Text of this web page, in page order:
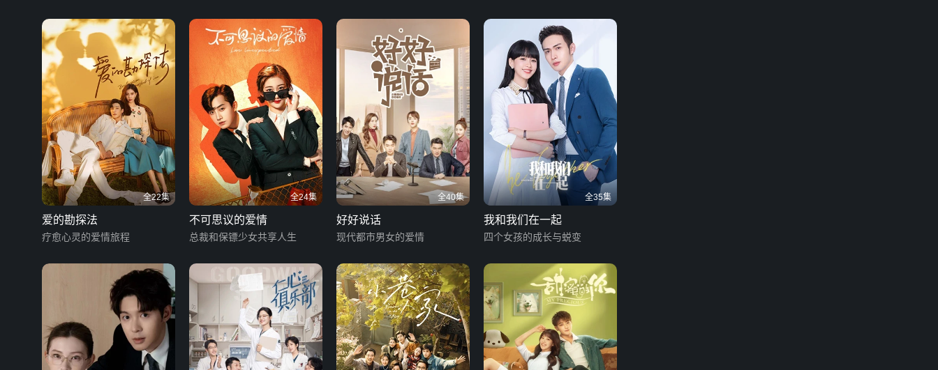
全22集
爱的勘探法
疗愈心灵的爱情旅程
全24集
不可思议的爱情
总裁和保镖少女共享人生
全40集
好好说话
现代都市男女的爱情
全35集
我和我们在一起
四个女孩的成长与蜕变